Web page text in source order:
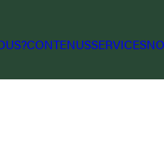
CONTENUSSERVICES